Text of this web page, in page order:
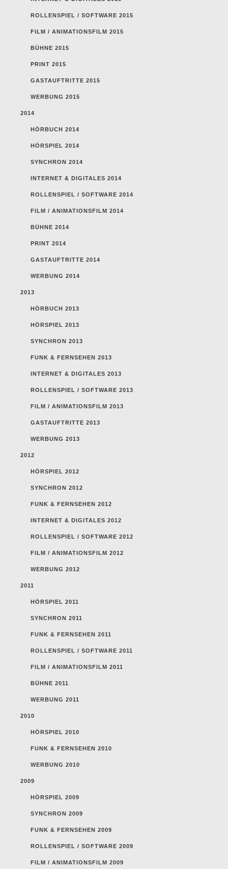
ROLLENSPIEL / SOFTWARE 2015
FILM / ANIMATIONSFILM 2015
BÜHNE 2015
PRINT 2015
GASTAUFTRITTE 2015
WERBUNG 2015
2014
HÖRBUCH 2014
HÖRSPIEL 2014
SYNCHRON 2014
INTERNET & DIGITALES 2014
ROLLENSPIEL / SOFTWARE 2014
FILM / ANIMATIONSFILM 2014
BÜHNE 2014
PRINT 2014
GASTAUFTRITTE 2014
WERBUNG 2014
2013
HÖRBUCH 2013
HÖRSPIEL 2013
SYNCHRON 2013
FUNK & FERNSEHEN 2013
INTERNET & DIGITALES 2013
ROLLENSPIEL / SOFTWARE 2013
FILM / ANIMATIONSFILM 2013
GASTAUFTRITTE 2013
WERBUNG 2013
2012
HÖRSPIEL 2012
SYNCHRON 2012
FUNK & FERNSEHEN 2012
INTERNET & DIGITALES 2012
ROLLENSPIEL / SOFTWARE 2012
FILM / ANIMATIONSFILM 2012
WERBUNG 2012
2011
HÖRSPIEL 2011
SYNCHRON 2011
FUNK & FERNSEHEN 2011
ROLLENSPIEL / SOFTWARE 2011
FILM / ANIMATIONSFILM 2011
BÜHNE 2011
WERBUNG 2011
2010
HÖRSPIEL 2010
FUNK & FERNSEHEN 2010
WERBUNG 2010
2009
HÖRSPIEL 2009
SYNCHRON 2009
FUNK & FERNSEHEN 2009
ROLLENSPIEL / SOFTWARE 2009
FILM / ANIMATIONSFILM 2009